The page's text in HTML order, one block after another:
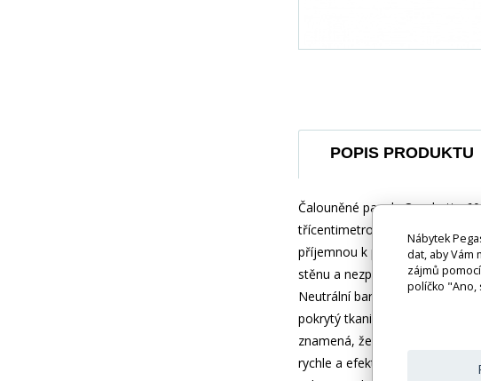
POPIS PRODUKTU
Čalouněné panely Quadratta
třícentimetrovou vrstvou pěny
příjemnou k použití. Takže jej
stěnu a nezpůsobuje její
Neutrální barvy se dokonale
pokrytý tkaninou odolnou proti
znamená, že materiál nebude
rychle a efektivně, bez použití
Nábytek
dat, aby Vám
zájmů
políčko "Ano,